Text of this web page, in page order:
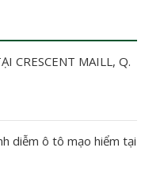
CRESCENT MAILL, Q.
diễm ô tô mạo hiểm tại